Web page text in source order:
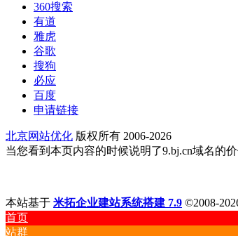
360搜索
有道
雅虎
谷歌
搜狗
必应
百度
申请链接
北京网站优化 版权所有 2006-2026
当您看到本页内容的时候说明了9.bj.cn域名的
本站基于 米拓企业建站系统搭建 7.9 ©2008-
首页
站群